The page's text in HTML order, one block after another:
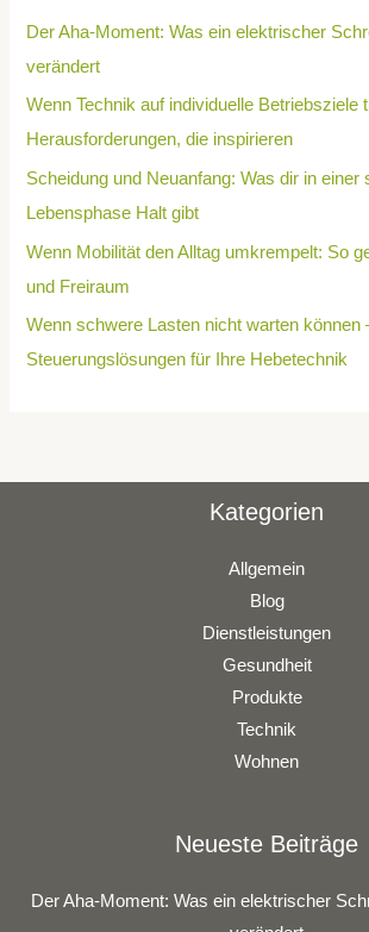
Der Aha-Moment: Was ein elektrischer
verändert
Wenn Technik auf individuelle Betriebsziele
Herausforderungen, die inspirieren
Scheidung und Neuanfang: Was dir in einer
Lebensphase Halt gibt
Wenn Mobilität den Alltag umkrempelt: So
und Freiraum
Wenn schwere Lasten nicht warten können
Steuerungslösungen für Ihre Hebetechnik
Kategorien
Allgemein
Blog
Dienstleistungen
Gesundheit
Produkte
Technik
Wohnen
Neueste Beiträge
Der Aha-Moment: Was ein elektrischer